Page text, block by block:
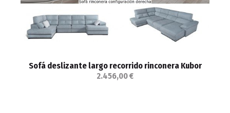
Sofá deslizante largo recorrido rinconera Kubor
2.456,00 €